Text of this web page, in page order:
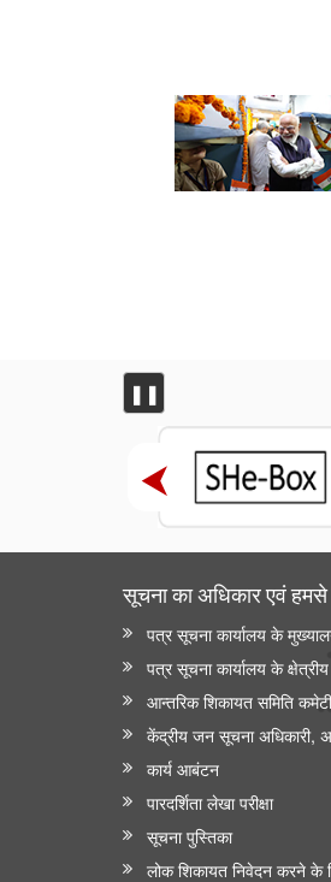
❚❚
सूचना का अधिकार एवं
पत्र सूचना कार्यालय के
पत्र सूचना कार्यालय के
आन्‍तरिक शिकायत समिति कमेटी
केंद्रीय जन सूचना अधिकारी,
कार्य आबंटन
पारदर्शिता लेखा परीक्षा
सूचना पुस्तिका
लोक शिकायत निवेदन करने के